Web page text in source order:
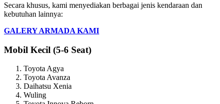
Secara khusus, kami menyediakan berbagai jenis kendaraan dan
kebutuhan lainnya:
GALERY ARMADA KAMI
Mobil Kecil (5-6 Seat)
Toyota Agya
Toyota Avanza
Daihatsu Xenia
Wuling